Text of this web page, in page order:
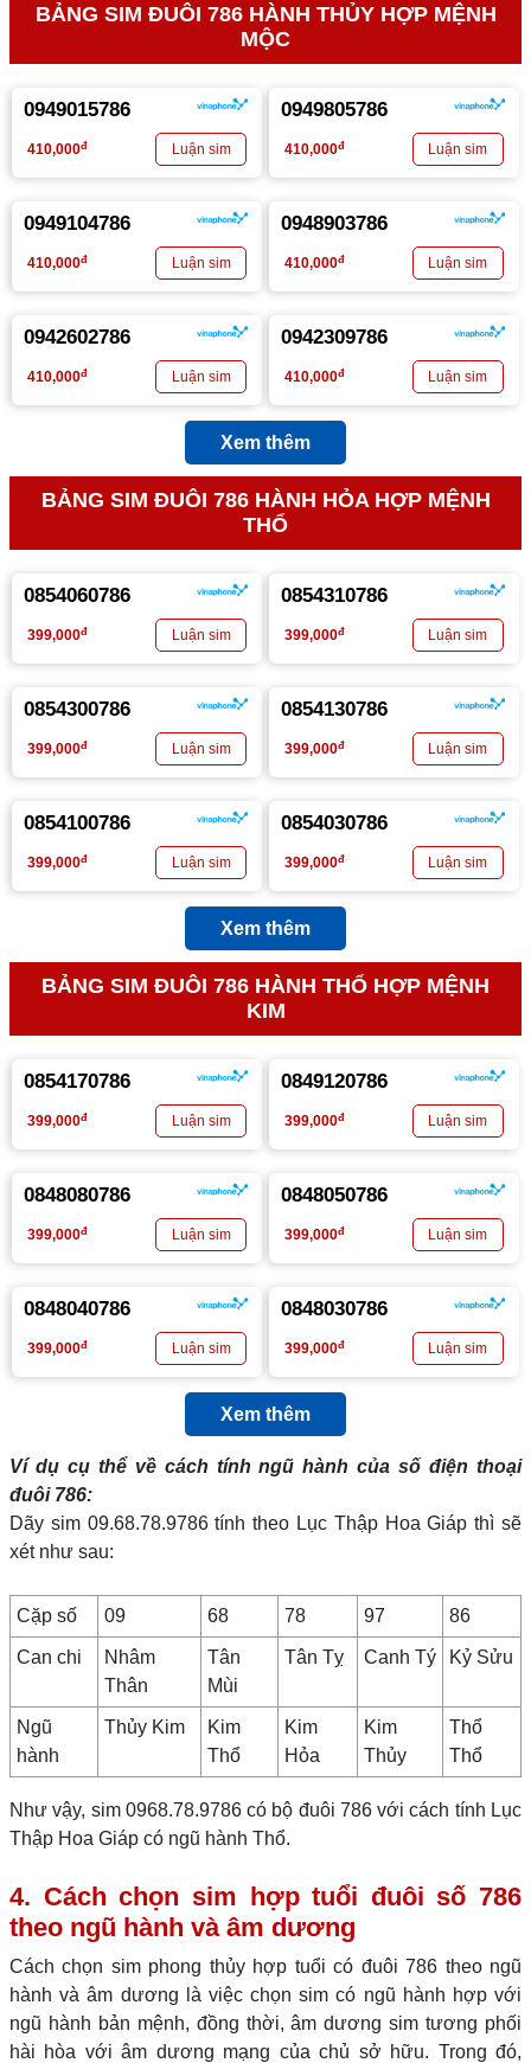
BẢNG SIM ĐUÔI 786 HÀNH THỦY HỢP MỆNH
MỘC
0949015786
410,000đ
0949805786
410,000đ
0949104786
410,000đ
0948903786
410,000đ
0942602786
410,000đ
0942309786
410,000đ
Xem thêm
BẢNG SIM ĐUÔI 786 HÀNH HỎA HỢP MỆNH
THỔ
0854060786
399,000đ
0854310786
399,000đ
0854300786
399,000đ
0854130786
399,000đ
0854100786
399,000đ
0854030786
399,000đ
Xem thêm
BẢNG SIM ĐUÔI 786 HÀNH THỔ HỢP MỆNH
KIM
0854170786
399,000đ
0849120786
399,000đ
0848080786
399,000đ
0848050786
399,000đ
0848040786
399,000đ
0848030786
399,000đ
Xem thêm
Ví dụ cụ thể về cách tính ngũ hành của số điện thoại
đuôi 786:
Dãy sim 09.68.78.9786 tính theo Lục Thập Hoa Giáp thì sẽ
xét như sau:
Cặp số 09 68 78 97 86
Can chi
Nhâm
Thân
Tân
Mùi
Tân Tỵ Canh Tý Kỷ Sửu
Ngũ
hành
Thủy Kim
Kim
Thổ
Kim
Hỏa
Kim
Thủy
Thổ
Thổ
Như vậy, sim 0968.78.9786 có bộ đuôi 786 với cách tính Lục
Thập Hoa Giáp có ngũ hành Thổ.
4. Cách chọn sim hợp tuổi đuôi số 786
theo ngũ hành và âm dương
Cách chọn sim phong thủy hợp tuổi có đuôi 786 theo ngũ
hành và âm dương là việc chọn sim có ngũ hành hợp với
ngũ hành bản mệnh, đồng thời, âm dương sim tương phối
hài hòa với âm dương mạng của chủ sở hữu. Trong đó,